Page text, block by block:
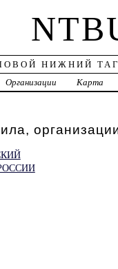
НИЖНИЙ
Организации Карта